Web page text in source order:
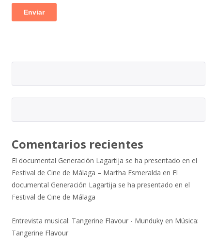
Comentarios recientes
El documental Generación Lagartija se ha presentado en el
Festival de Cine de Málaga – Martha Esmeralda en El
documental Generación Lagartija se ha presentado en el
Festival de Cine de Málaga
Entrevista musical: Tangerine Flavour - Munduky en Música:
Tangerine Flavour